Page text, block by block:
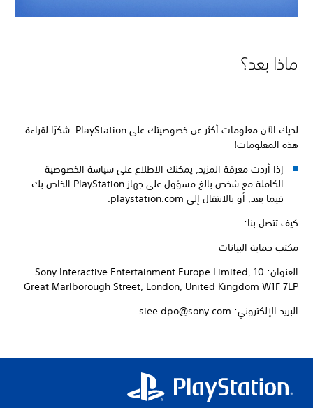
ماذا بعد؟
لديك الآن معلومات أكثر عن خصوصيتك على PlayStation‏. شكرًا لقراءة
هذه المعلومات!
إذا أردت معرفة المزيد, يمكنك الاطلاع على سياسة الخصوصية
الكاملة مع شخص بالغ مسؤول على جهاز PlayStation الخاص بك
فيما بعد, أو بالانتقال إلى playstation.com‏.
كيف تتصل بنا:
مكتب حماية البيانات
العنوان: ‎Sony Interactive Entertainment Europe Limited, 10
Great Marlborough Street, London, United Kingdom W1F 7LP‏
البريد الإلكتروني: siee.dpo@sony.com‏